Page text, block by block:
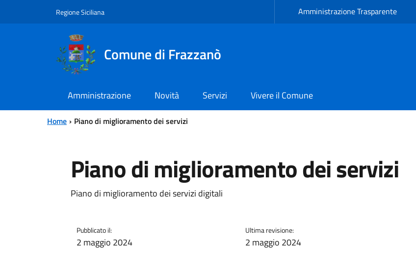
Regione Siciliana Amministrazione Trasparente
Comune di Frazzanò
Amministrazione Novità Servizi Vivere il Comune
Home Piano di miglioramento dei servizi
Piano di miglioramento dei servizi
Piano di miglioramento dei servizi digitali
Pubblicato il:
2 maggio 2024
Ultima revisione:
2 maggio 2024